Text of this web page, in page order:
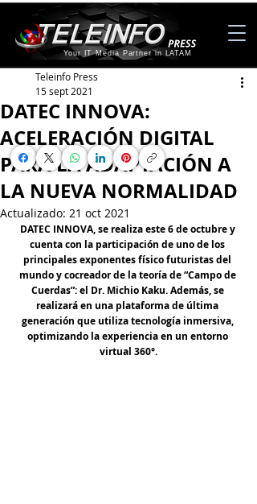
Your IT Media Partner in LATAM
DATEC INNOVA:
ACELERACIÓN DIGITAL
PARA LA ADAPTACIÓN A
LA NUEVA NORMALIDAD
Teleinfo Press
15 sept 2021
Actualizado: 21 oct 2021
DATEC INNOVA, se realiza este 6 de octubre y
cuenta con la participación de uno de los
principales exponentes físico futuristas del
mundo y cocreador de la teoría de “Campo de
Cuerdas”: el Dr. Michio Kaku. Además, se
realizará en una plataforma de última
generación que utiliza tecnología inmersiva,
optimizando la experiencia en un entorno
virtual 360°.